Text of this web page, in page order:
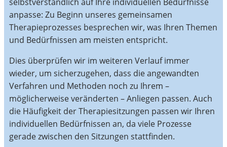
anpasse: Zu Beginn unseres gemeinsamen
Therapieprozesses besprechen wir, was Ihren Themen
und Bedürfnissen am meisten entspricht.
Dies überprüfen wir im weiteren Verlauf immer
wieder, um sicherzugehen, dass die angewandten
Verfahren und Methoden noch zu Ihrem –
möglicherweise veränderten – Anliegen passen. Auch
die Häufigkeit der Therapiesitzungen passen wir Ihren
individuellen Bedürfnissen an, da viele Prozesse
gerade zwischen den Sitzungen stattfinden.